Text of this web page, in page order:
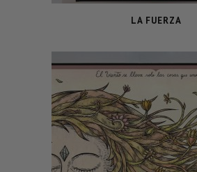
LA FUERZA